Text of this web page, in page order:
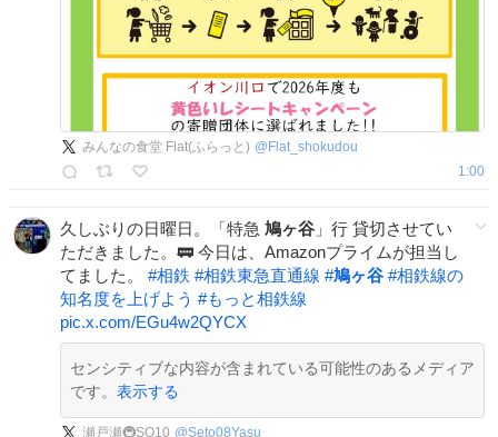
みんなの食堂 Flat(ふらっと) @ Flat_shokudou
1:00
久しぶりの日曜日。「特急 鳩ヶ谷 」行 貸切させてい
ただきました。🚃 今日は、Amazonプライムが担当し
てました。 #相鉄 #相鉄東急直通線 #鳩ヶ谷 #相鉄線の
知名度を上げよう #もっと相鉄線
pic.x.com/EGu4w2QYCX
センシティブな内容が含まれている可能性のあるメディア
です。 表示する
瀬戸瀬🚇SO10 @Seto08Yasu